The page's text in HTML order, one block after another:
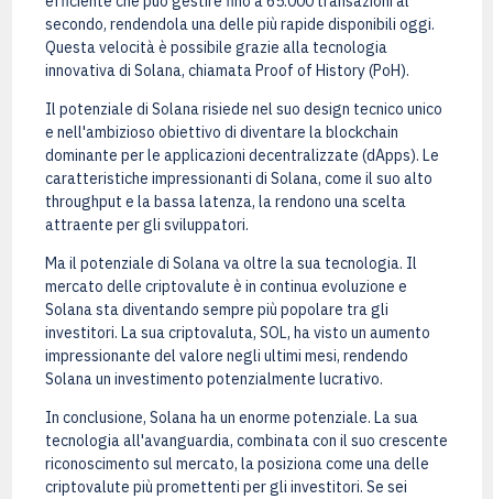
secondo, rendendola una delle più rapide disponibili oggi.
Questa velocità è possibile grazie alla tecnologia
innovativa di Solana, chiamata Proof of History (PoH).
Il potenziale di Solana risiede nel suo design tecnico unico
e nell'ambizioso obiettivo di diventare la blockchain
dominante per le applicazioni decentralizzate (dApps). Le
caratteristiche impressionanti di Solana, come il suo alto
throughput e la bassa latenza, la rendono una scelta
attraente per gli sviluppatori.
Ma il potenziale di Solana va oltre la sua tecnologia. Il
mercato delle criptovalute è in continua evoluzione e
Solana sta diventando sempre più popolare tra gli
investitori. La sua criptovaluta, SOL, ha visto un aumento
impressionante del valore negli ultimi mesi, rendendo
Solana un investimento potenzialmente lucrativo.
In conclusione, Solana ha un enorme potenziale. La sua
tecnologia all'avanguardia, combinata con il suo crescente
riconoscimento sul mercato, la posiziona come una delle
criptovalute più promettenti per gli investitori. Se sei